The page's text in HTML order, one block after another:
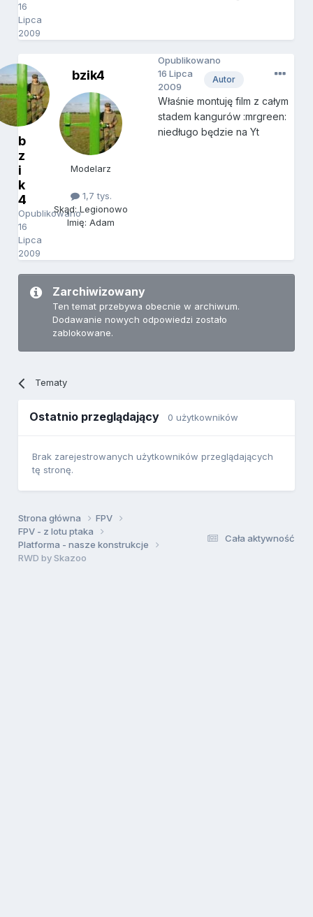
16
Lipca
2009
b
z
i
k
4
Opublikowano
16
Lipca
2009
bzik4
Modelarz
1,7 tys.
Skąd: Legionowo
Imię: Adam
Autor
Opublikowano
16 Lipca
2009
Właśnie montuję film z całym
stadem kangurów :mrgreen:
niedługo będzie na Yt
Zarchiwizowany
Ten temat przebywa obecnie w archiwum.
Dodawanie nowych odpowiedzi zostało
zablokowane.
Tematy
Ostatnio przeglądający 0 użytkowników
Brak zarejestrowanych użytkowników przeglądających
tę stronę.
Cała aktywność
Strona główna
FPV
FPV - z lotu ptaka
Platforma - nasze konstrukcje
RWD by Skazoo